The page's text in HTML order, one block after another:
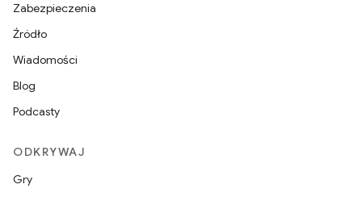
Zabezpieczenia
Źródło
Wiadomości
Blog
Podcasty
ODKRYWAJ
Gry